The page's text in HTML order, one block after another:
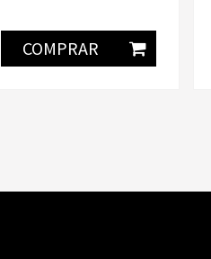
COMPRAR